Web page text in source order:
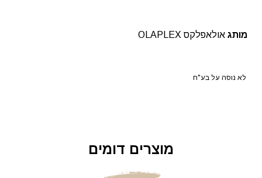
מותג אולאפלקס OLAPLEX
לא נוסה על בע"ח
מוצרים דומים